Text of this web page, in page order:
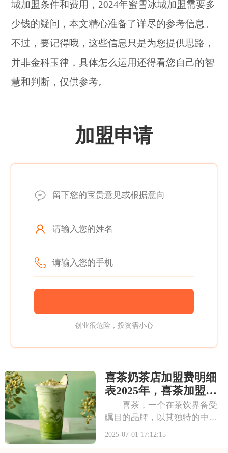
城加盟条件和费用，2024年蜜雪冰城加盟需要多
少钱的疑问，本文精心准备了详尽的参考信息。
不过，要记得哦，这些信息只是为您提供思路，
并非金科玉律，具体怎么运用还得看您自己的智
慧和判断，仅供参考。
加盟申请
创业很危险，投资需小心
喜茶奶茶店加盟费明细
表2025年，喜茶加盟条
件是怎样的呢
喜茶，一个在茶饮界备受
瞩目的品牌，以其独特的中式
茶饮风格和深厚的文化底蕴，
2025-07-01 17:12:15